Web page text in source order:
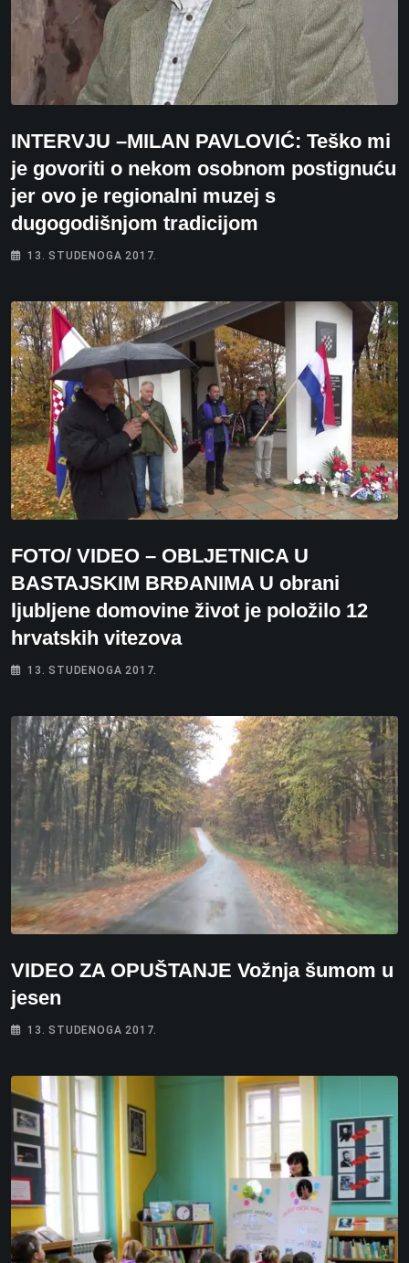
INTERVJU –MILAN PAVLOVIĆ: Teško mi
je govoriti o nekom osobnom postignuću
jer ovo je regionalni muzej s
dugogodišnjom tradicijom
13. STUDENOGA 2017.
FOTO/ VIDEO – OBLJETNICA U
BASTAJSKIM BRĐANIMA U obrani
ljubljene domovine život je položilo 12
hrvatskih vitezova
13. STUDENOGA 2017.
VIDEO ZA OPUŠTANJE Vožnja šumom u
jesen
13. STUDENOGA 2017.